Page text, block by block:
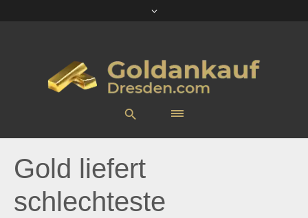
Gold liefert
schlechteste